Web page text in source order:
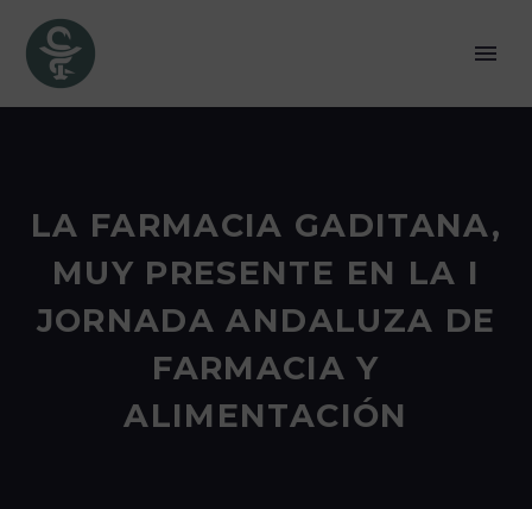
LA FARMACIA GADITANA,
MUY PRESENTE EN LA I
JORNADA ANDALUZA DE
FARMACIA Y
ALIMENTACIÓN